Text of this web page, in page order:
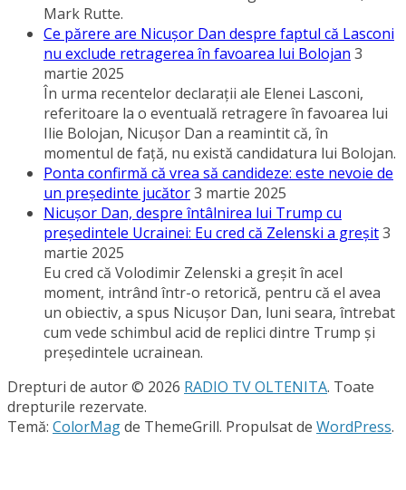
Mark Rutte.
Ce părere are Nicuşor Dan despre faptul că Lasconi
nu exclude retragerea în favoarea lui Bolojan 3
martie 2025
În urma recentelor declaraţii ale Elenei Lasconi,
referitoare la o eventuală retragere în favoarea lui
Ilie Bolojan, Nicuşor Dan a reamintit că, în
momentul de faţă, nu există candidatura lui Bolojan.
Ponta confirmă că vrea să candideze: este nevoie de
un preşedinte jucător3 martie 2025
Nicuşor Dan, despre întâlnirea lui Trump cu
preşedintele Ucrainei: Eu cred că Zelenski a greşit3
martie 2025
Eu cred că Volodimir Zelenski a greşit în acel
moment, intrând într-o retorică, pentru că el avea
un obiectiv, a spus Nicuşor Dan, luni seara, întrebat
cum vede schimbul acid de replici dintre Trump şi
preşedintele ucrainean.
Drepturi de autor © 2026 RADIO TV OLTENITA. Toate
drepturile rezervate.
Temă: ColorMagde ThemeGrill. Propulsat de WordPress.